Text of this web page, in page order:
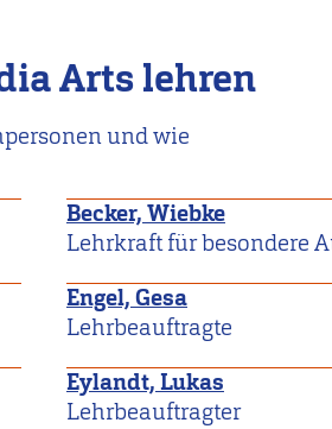
Arts lehren
und wie
Becker, Wiebke
Lehrkraft für besondere
Engel, Gesa
Lehrbeauftragte
Eylandt, Lukas
Lehrbeauftragter